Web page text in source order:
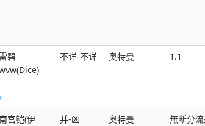
雷碧
不详-不详 奥特曼 1.1
宫铠(伊
并-凶 奥特曼 無断分